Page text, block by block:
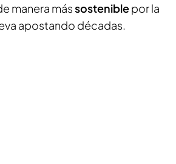
manera mássosteniblepor la
apostando décadas.